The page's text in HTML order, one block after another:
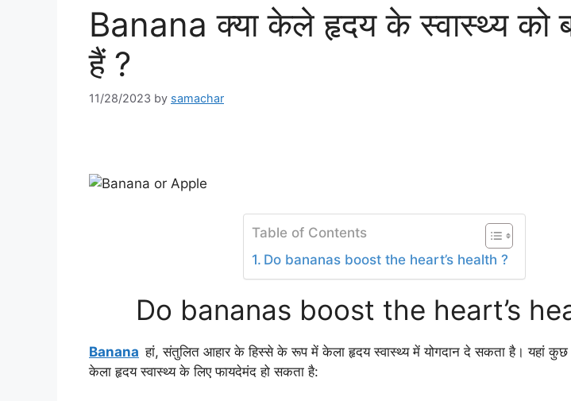
Banana क्या केले हृदय के स्वास्थ्य को
हैं ?
11/28/2023 by samachar
Table of Contents
Do bananas boost the heart’s health ?
Do bananas boost the heart’s
Banana हां, संतुलित आहार के हिस्से के रूप में केला हृदय स्वास्थ्य में योगदान दे सकता है। यहां कुछ
केला हृदय स्वास्थ्य के लिए फायदेमंद हो सकता है: